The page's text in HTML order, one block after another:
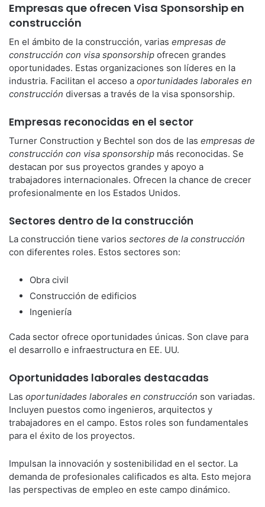
Empresas que ofrecen Visa Sponsorship en
construcción
En el ámbito de la construcción, varias empresas de
construcción con visa sponsorship ofrecen grandes
oportunidades. Estas organizaciones son líderes en la
industria. Facilitan el acceso a oportunidades laborales en
construcción diversas a través de la visa sponsorship.
Empresas reconocidas en el sector
Turner Construction y Bechtel son dos de las empresas de
construcción con visa sponsorship más reconocidas. Se
destacan por sus proyectos grandes y apoyo a
trabajadores internacionales. Ofrecen la chance de crecer
profesionalmente en los Estados Unidos.
Sectores dentro de la construcción
La construcción tiene varios sectores de la construcción
con diferentes roles. Estos sectores son:
Obra civil
Construcción de edificios
Ingeniería
Cada sector ofrece oportunidades únicas. Son clave para
el desarrollo e infraestructura en EE. UU.
Oportunidades laborales destacadas
Las oportunidades laborales en construcción son variadas.
Incluyen puestos como ingenieros, arquitectos y
trabajadores en el campo. Estos roles son fundamentales
para el éxito de los proyectos.
Impulsan la innovación y sostenibilidad en el sector. La
demanda de profesionales calificados es alta. Esto mejora
las perspectivas de empleo en este campo dinámico.